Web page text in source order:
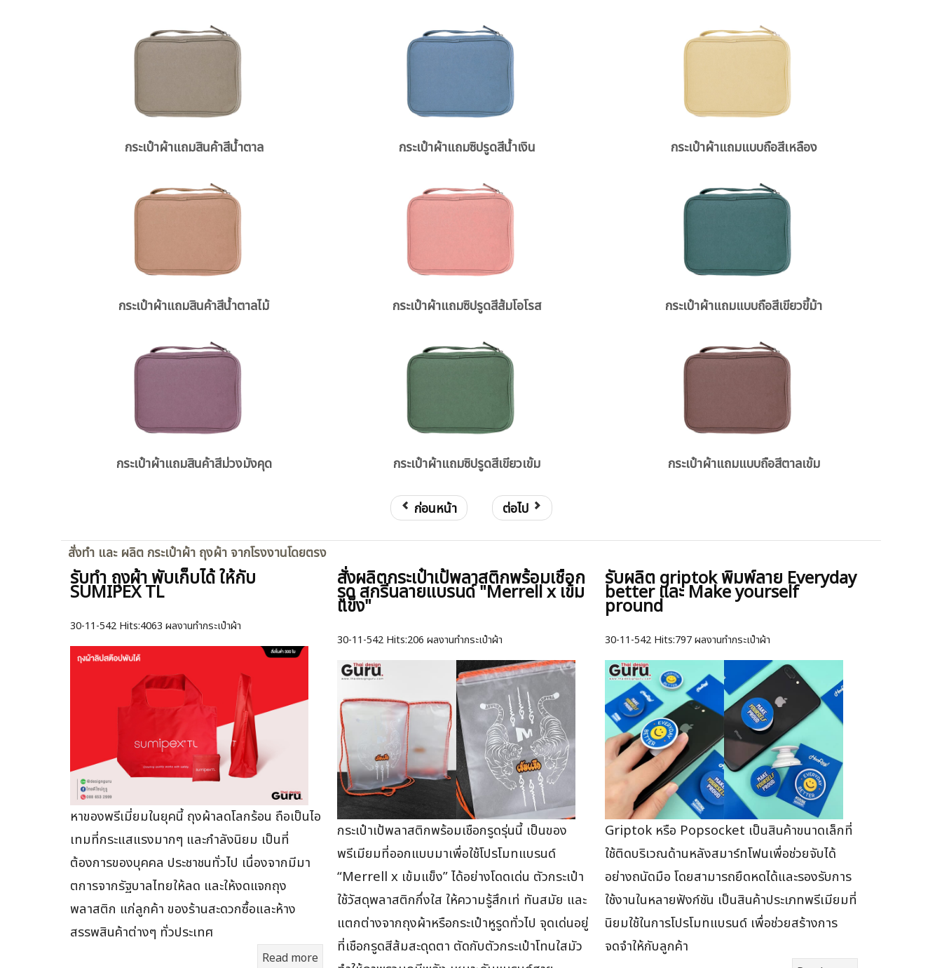
กระเป๋าผ้าแถมสินค้าสีน้ำตาล กระเป๋าผ้าแถมซิปรูดสีน้ำเงิน กระเป๋าผ้าแถมแบบถือสีเหลือง
กระเป๋าผ้าแถมสินค้าสีน้ำตาลไม้ กระเป๋าผ้าแถมซิปรูดสีส้มโอโรส กระเป๋าผ้าแถมแบบถือสีเขียวขี้ม้า
กระเป๋าผ้าแถมสินค้าสีม่วงมังคุด กระเป๋าผ้าแถมซิปรูดสีเขียวเข้ม กระเป๋าผ้าแถมแบบถือสีตาลเข้ม
ก่อนหน้า ต่อไป
สั่งทำ และ ผลิต กระเป๋าผ้า ถุงผ้า จากโรงงานโดยตรง
รับทำ ถุงผ้า พับเก็บได้ ให้กับ
SUMIPEX TL
30-11-542 Hits:4063 ผลงานทำกระเป๋าผ้า
หาของพรีเมี่ยมในยุคนี้ ถุงผ้าลดโลกร้อน ถือเป็นไอ
เทมที่กระแสแรงมากๆ และกำลังนิยม เป็นที่
ต้องการของบุคคล ประชาชนทั่วไป เนื่องจากมีมา
ตการจากรัฐบาลไทยให้ลด และให้งดแจกถุง
พลาสติก แก่ลูกค้า ของร้านสะดวกซื้อและห้าง
สรรพสินค้าต่างๆ ทั่วประเทศ
Read more
สั่งผลิตกระเป๋าเป้พลาสติกพร้อมเชือก
รูด สกรีนลายแบรนด์ "Merrell x เข้ม
แข็ง"
30-11-542 Hits:206 ผลงานทำกระเป๋าผ้า
กระเป๋าเป้พลาสติกพร้อมเชือกรูดรุ่นนี้ เป็นของ
พรีเมียมที่ออกแบบมาเพื่อใช้โปรโมทแบรนด์
“Merrell x เข้มแข็ง” ได้อย่างโดดเด่น ตัวกระเป๋า
ใช้วัสดุพลาสติกกึ่งใส ให้ความรู้สึกเท่ ทันสมัย และ
แตกต่างจากถุงผ้าหรือกระเป๋าหูรูดทั่วไป จุดเด่นอยู่
ที่เชือกรูดสีส้มสะดุดตา ตัดกับตัวกระเป๋าโทนใสมัว
รับผลิต griptok พิมพ์ลาย Everyday
better และ Make yourself
pround
30-11-542 Hits:797 ผลงานทำกระเป๋าผ้า
Griptok หรือ Popsocket เป็นสินค้าขนาดเล็กที่
ใช้ติดบริเวณด้านหลังสมาร์ทโฟนเพื่อช่วยจับได้
อย่างถนัดมือ โดยสามารถยืดหดได้และรองรับการ
ใช้งานในหลายฟังก์ชัน เป็นสินค้าประเภทพรีเมียมที่
นิยมใช้ในการโปรโมทแบรนด์ เพื่อช่วยสร้างการ
จดจำให้กับลูกค้า